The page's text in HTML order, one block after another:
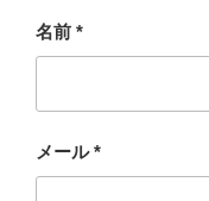
名前 *
メール*